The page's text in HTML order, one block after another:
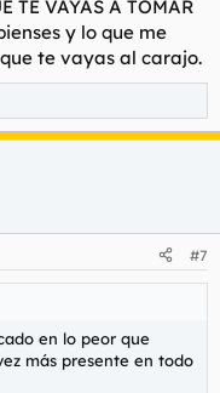
TE VAYAS A TOMAR
y lo que me
te vayas al carajo.
#7
en lo peor que
más presente en todo